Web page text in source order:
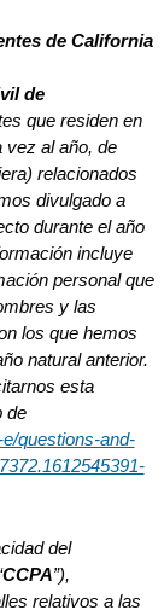
de California
de
que residen en
vez al año, de
relacionados
divulgado a
durante el año
incluye
personal que
y las
los que hemos
natural anterior.
esta
de
questions-and-
del
CCPA”),
relativos a las